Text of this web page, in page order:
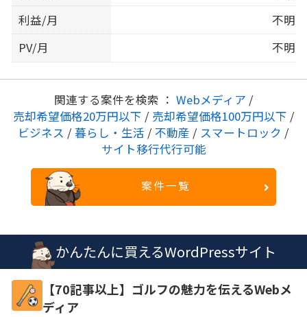
利益/月
不明
PV/月
不明
関連する案件を検索 ： Webメディア /
売却希望価格20万円以下 / 売却希望価格100万円以下 /
ビジネス / 暮らし・生活 / 不動産 / スマートロック /
サイト移行代行可能
案件一覧
かんたんに買えるWordPressサイト
【70記事以上】ゴルフの魅力を伝えるWebメ
ディア